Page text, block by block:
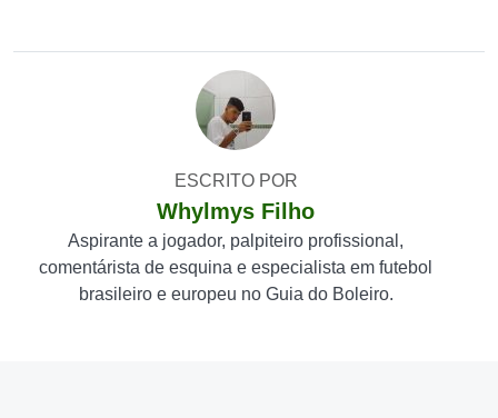
ESCRITO POR
Whylmys Filho
Aspirante a jogador, palpiteiro profissional,
comentárista de esquina e especialista em futebol
brasileiro e europeu no Guia do Boleiro.